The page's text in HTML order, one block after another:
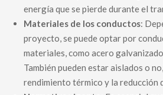
energía que se pierde durante el
Materiales de los conductos:
proyecto, se puede optar por
materiales, como acero
También pueden estar aislados o
rendimiento térmico y la reducción